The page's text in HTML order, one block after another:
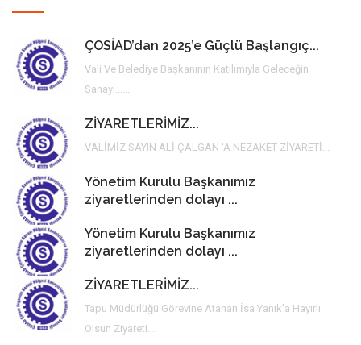
ÇOSİAD’dan 2025’e Güçlü Başlangıç...
Vali Ve Belediye Başkanının Katılımıyla Geleceğin
Sanayi......
ZİYARETLERİMİZ...
VALİMİZ SAYIN ALİ ÇALGAN 'a NEZAKET ZİYARETİ...
Yönetim Kurulu Başkanımız
ziyaretlerinden dolayı ...
Yönetim Kurulu Başkanımız
ziyaretlerinden dolayı ...
ZİYARETLERİMİZ...
Tapu Müdürlüğü Görevine Atanan İsa Yanık'a Hayırlı
Olsun Ziyareti....